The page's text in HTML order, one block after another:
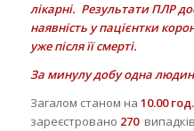
лікарні. Результати ПЛР
наявність у пацієнтки
уже після її смерті.
За минулу добу одна
Загалом станом на 10.00 год.
зареєстровано 270